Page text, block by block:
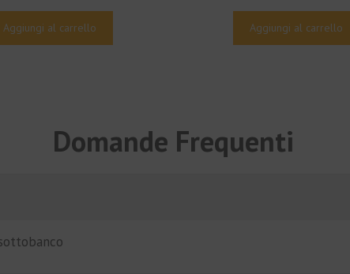
originaleattuale
Aggiungi al carrello
era:
Aggiungi al carrello
Domande Frequenti